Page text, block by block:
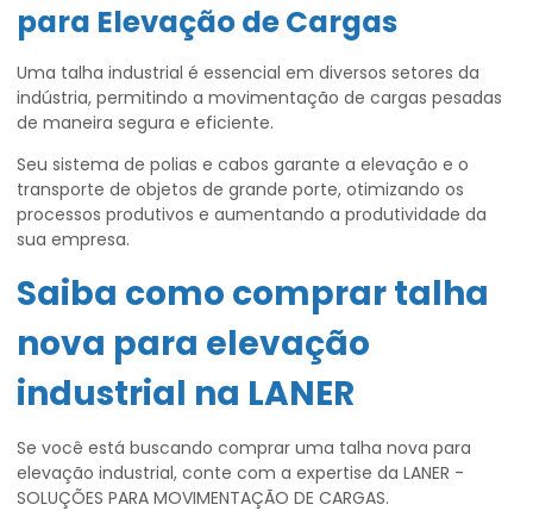
para Elevação de Cargas
Uma talha industrial é essencial em diversos setores da
indústria, permitindo a movimentação de cargas pesadas
de maneira segura e eficiente.
Seu sistema de polias e cabos garante a elevação e o
transporte de objetos de grande porte, otimizando os
processos produtivos e aumentando a produtividade da
sua empresa.
Saiba como comprar talha
nova para elevação
industrial na LANER
Se você está buscando comprar uma talha nova para
elevação industrial, conte com a expertise da LANER -
SOLUÇÕES PARA MOVIMENTAÇÃO DE CARGAS.